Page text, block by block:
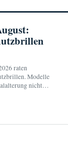
raten
Modelle
nicht